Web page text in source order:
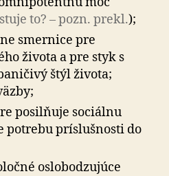
to? – pozn. prekl.);
smernice pre
života a pre styk s
štýl života;
posilňuje sociálnu
potrebu príslušnosti do
oslobodzujúce